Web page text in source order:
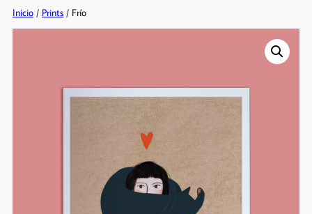
Inicio / Prints / Frío